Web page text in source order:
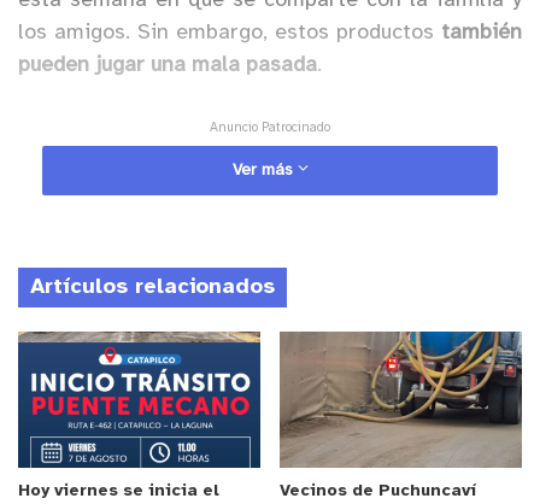
los amigos. Sin embargo, estos productos también
pueden jugar una mala pasada.
Anuncio Patrocinado
Al respecto, la nutricionista y académica de la
Escuela de Nutrición y Dietética de la Universidad
serie de recomendaciones que puedes seguir para
disfrutarde forma más adecuada.
Cómo armar una parrilla “moderada”
Para tener una parrilla “nutricionalmente
moderada” la experta recomienda contemplar tres
tipos de alimentos:pollo, carne de vacuno o cerdo
Ver más
Artículos relacionados
Hoy viernes se inicia el
Vecinos de Puchuncaví